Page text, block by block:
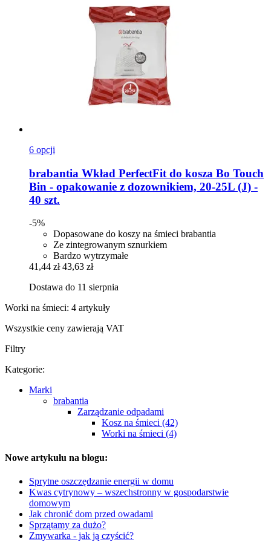
6 opcji
brabantia Wkład PerfectFit do kosza Bo Touch
Bin -​ opakowanie z dozownikiem, 20-​25L (J) -​
40 szt.
-5%
Dopasowane do koszy na śmieci brabantia
Ze zintegrowanym sznurkiem
Bardzo wytrzymałe
41,44 zł 43,63 zł
Dostawa do 11 sierpnia
Worki na śmieci: 4 artykuły
Wszystkie ceny zawierają VAT
Filtry
Kategorie:
Marki
brabantia
Zarządzanie odpadami
Kosz na śmieci (42)
Worki na śmieci (4)
Nowe artykułu na blogu:
Sprytne oszczędzanie energii w domu
Kwas cytrynowy – wszechstronny w gospodarstwie
domowym
Jak chronić dom przed owadami
Sprzątamy za dużo?
Zmywarka - jak ją czyścić?